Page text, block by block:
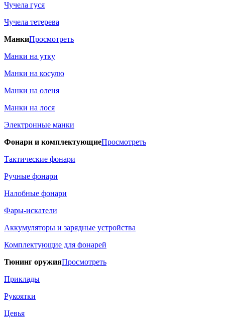
Чучела гуся
Чучела тетерева
МанкиПросмотреть
Манки на утку
Манки на косулю
Манки на оленя
Манки на лося
Электронные манки
Фонари и комплектующиеПросмотреть
Тактические фонари
Ручные фонари
Налобные фонари
Фары-искатели
Аккумуляторы и зарядные устройства
Комплектующие для фонарей
Тюнинг оружияПросмотреть
Приклады
Рукоятки
Цевья